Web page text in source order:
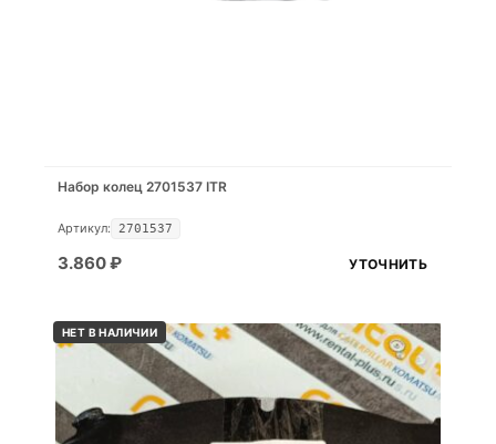
Набор колец 2701537 ITR
Артикул: 2701537
3.860₽ УТОЧНИТЬ
НЕТ В НАЛИЧИИ